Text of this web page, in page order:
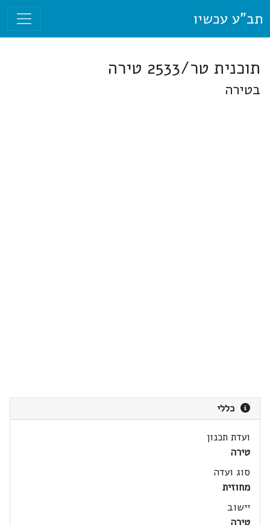
תב"ע עכשיו
תוכנית טר/2533 טירה
בטירה
כללי
ועדת תכנון
טירה
סוג ועדה
מחוזית
יישוב